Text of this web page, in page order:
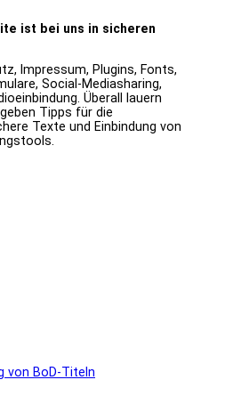
ist bei uns in sicheren
Impressum, Plugins, Fonts,
Social-Mediasharing,
Überall lauern
geben Tipps für die
Texte und Einbindung von
von BoD-Titeln